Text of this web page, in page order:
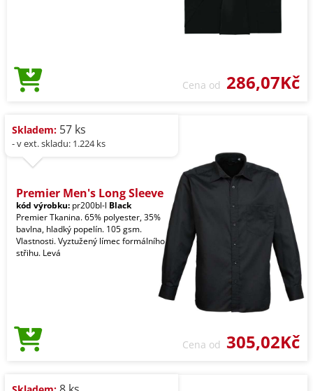
Cena od 286,07Kč
Skladem: 57 ks
- v ext. skladu: 1.224 ks
Premier Men's Long Sleeve
kód výrobku: pr200bl-l Black
Premier Tkanina. 65% polyester, 35%
bavlna, hladký popelín. 105 gsm.
Vlastnosti. Vyztužený límec formálního
střihu. Levá
Cena od 305,02Kč